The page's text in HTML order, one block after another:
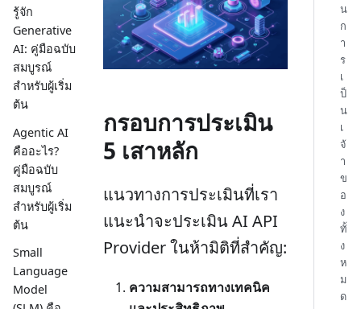
รู้จัก
Generative
AI: คู่มือฉบับ
สมบูรณ์
สำหรับผู้เริ่ม
ต้น
Agentic AI
คืออะไร?
คู่มือฉบับ
สมบูรณ์
สำหรับผู้เริ่ม
ต้น
Small
Language
Model
กรอบการประเมิน
5 เสาหลัก
แนวทางการประเมินที่เรา
แนะนำจะประเมิน AI API
Provider ในห้ามิติที่สำคัญ:
ความสามารถทางเทคนิค
น
ก
า
ร
เ
ป็
น
เ
จ้
า
ข
อ
ง
ทั้
ง
ห
ม
ด